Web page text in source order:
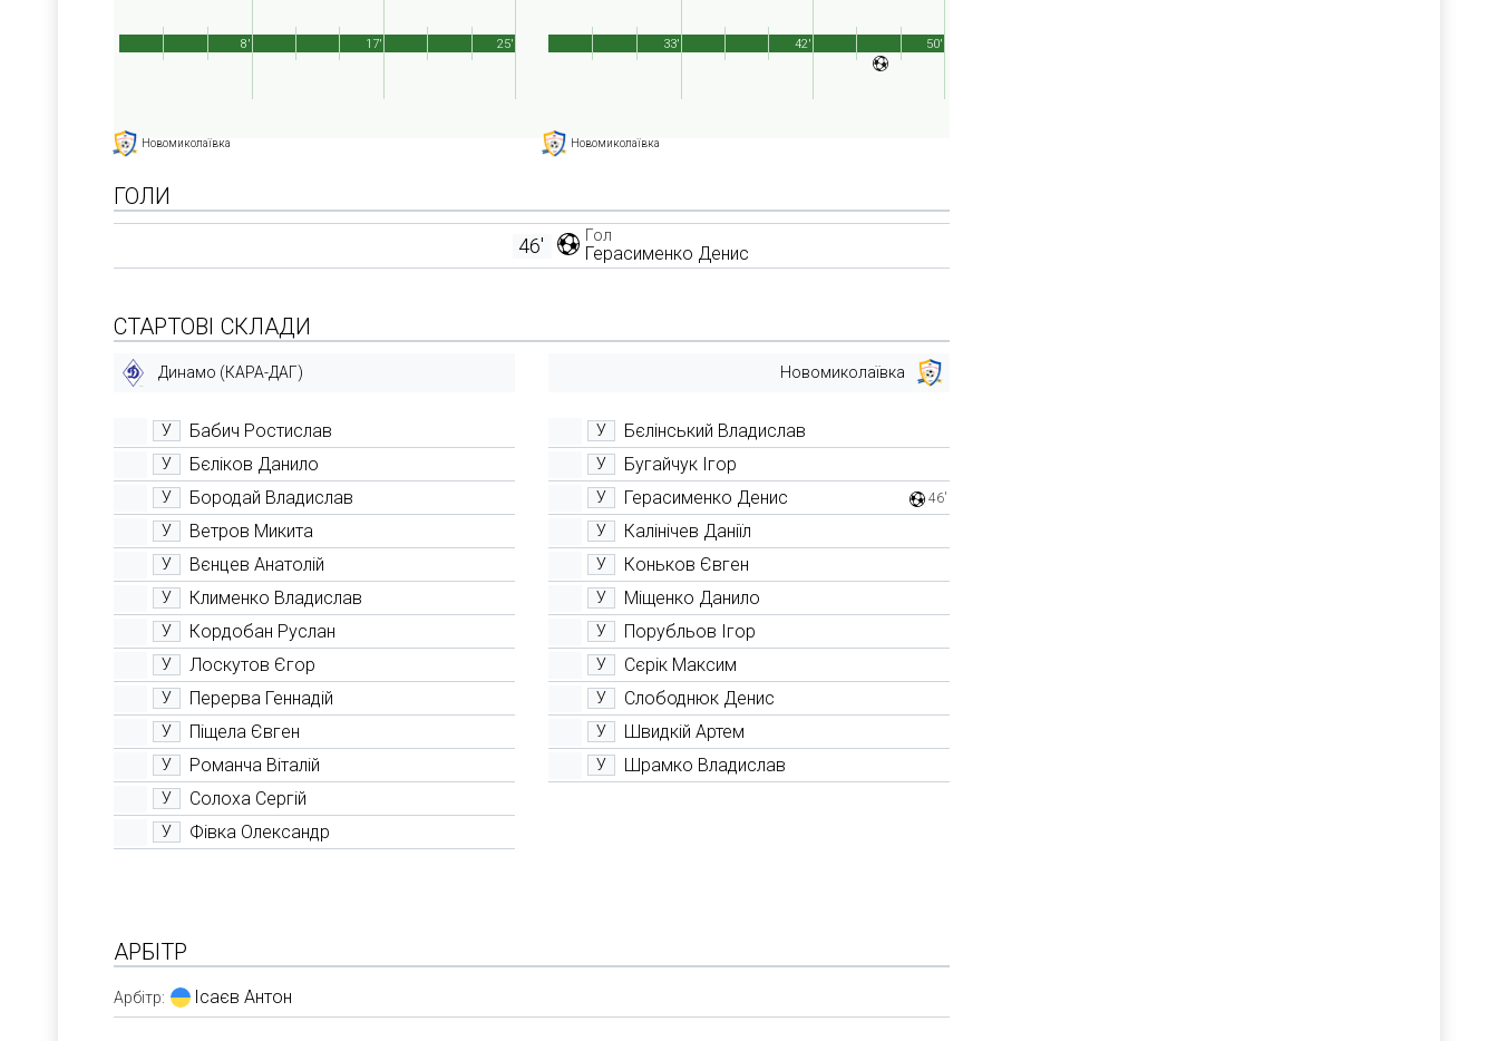
Новомиколаївка
25'
8' 17'
Новомиколаївка
50'
33' 42'
ГОЛИ
46' Гол
Герасименко Денис
СТАРТОВІ СКЛАДИ
Динамо (КАРА-ДАГ)
У Бабич Ростислав
У Бєліков Данило
У Бородай Владислав
У Ветров Микита
У Вєнцев Анатолій
У Клименко Владислав
У Кордобан Руслан
У Лоскутов Єгор
У Перерва Геннадій
У Піщела Євген
У Романча Віталій
У Солоха Сергій
У Фівка Олександр
Новомиколаївка
У Бєлінський Владислав
У Бугайчук Ігор
У Герасименко Денис 46'
У Калінічев Даніїл
У Коньков Євген
У Міщенко Данило
У Порубльов Ігор
У Сєрік Максим
У Слободнюк Денис
У Швидкій Артем
У Шрамко Владислав
АРБІТР
Арбітр: Ісаєв Антон